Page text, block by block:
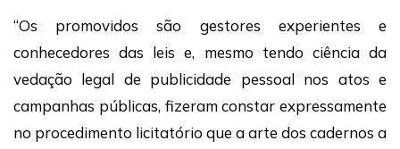
“Os promovidos são gestores experientes e
conhecedores das leis e, mesmo tendo ciência da
vedação legal de publicidade pessoal nos atos e
campanhas públicas, fizeram constar expressamente
no procedimento licitatório que a arte dos cadernos a